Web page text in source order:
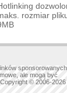
rozmiar
sponsorowanych
ale mogą być
© 2006-2026